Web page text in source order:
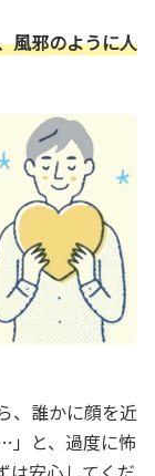
風邪のように人
、誰かに顔を近
」と、過度に怖